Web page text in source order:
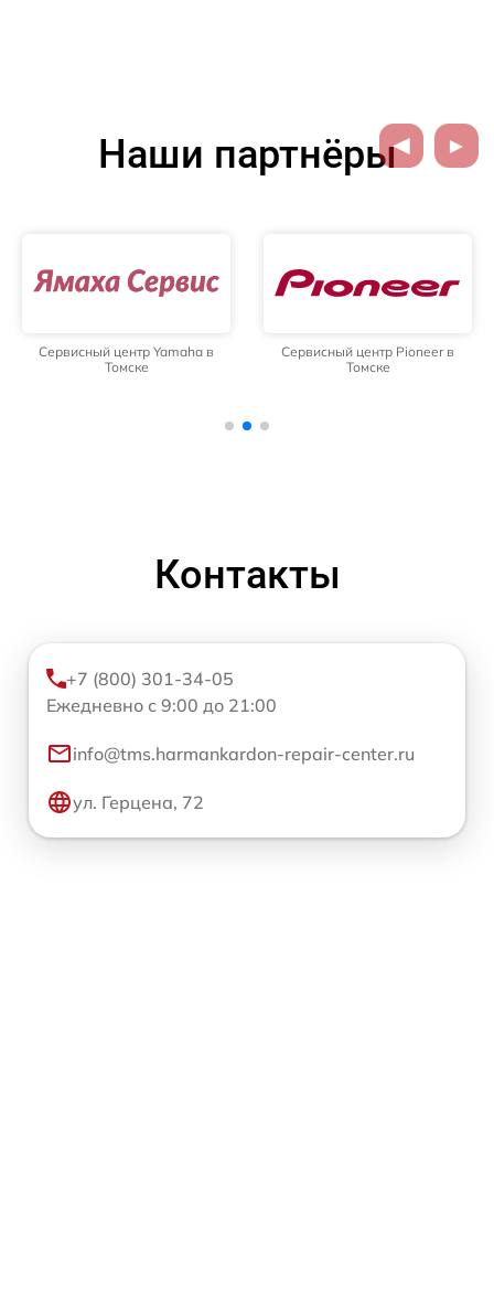
Наши партнёры
Сервисный центр Yamaha в
Томске
Сервисный центр Pioneer в
Томске
Контакты
+7 (800) 301-34-05
Ежедневно с 9:00 до 21:00
info@tms.harmankardon-repair-center.ru
ул. Герцена, 72